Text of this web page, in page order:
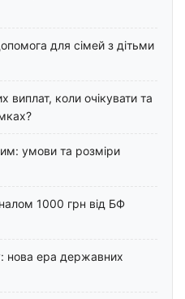
для сімей з дітьми
виплат, коли очікувати та
умови та розміри
1000 грн від БФ
нова ера державних